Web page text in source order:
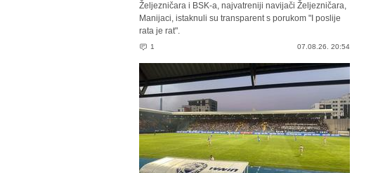
Željezničara i BSK-a, najvatreniji navijači Željezničara,
Manijaci, istaknuli su transparent s porukom "I poslije
rata je rat".
1 07.08.26. 20:54